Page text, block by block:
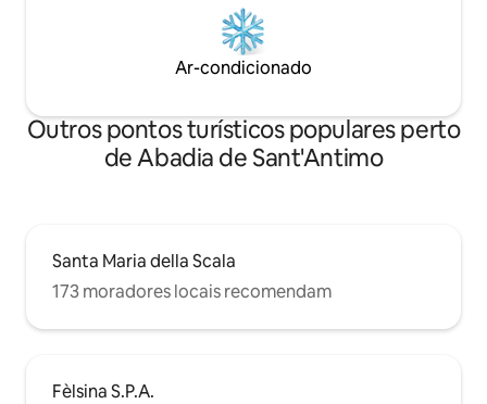
Ar-condicionado
Outros pontos turísticos populares perto
de Abadia de Sant'Antimo
Santa Maria della Scala
173 moradores locais recomendam
Fèlsina S.P.A.